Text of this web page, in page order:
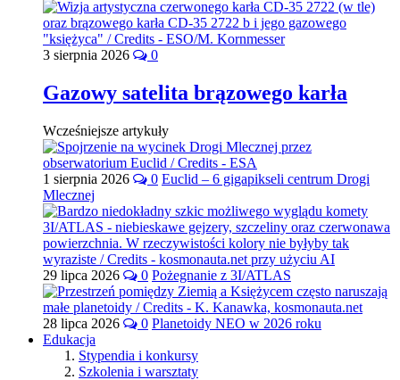
3 sierpnia 2026 0
Gazowy satelita brązowego karła
Wcześniejsze artykuły
1 sierpnia 2026 0 Euclid – 6 gigapikseli centrum Drogi
Mlecznej
29 lipca 2026 0 Pożegnanie z 3I/ATLAS
28 lipca 2026 0 Planetoidy NEO w 2026 roku
Edukacja
Stypendia i konkursy
Szkolenia i warsztaty